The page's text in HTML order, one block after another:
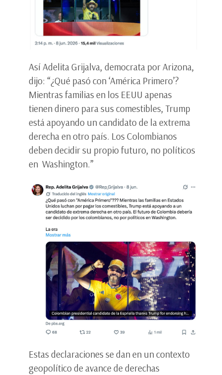
Así Adelita Grijalva, democrata por Arizona,
dijo: “¿Qué pasó con ‘América Primero’?
Mientras familias en los EEUU apenas
tienen dinero para sus comestibles, Trump
está apoyando un candidato de la extrema
derecha en otro país. Los Colombianos
deben decidir su propio futuro, no políticos
en Washington.”
Estas declaraciones se dan en un contexto
geopolítico de avance de derechas